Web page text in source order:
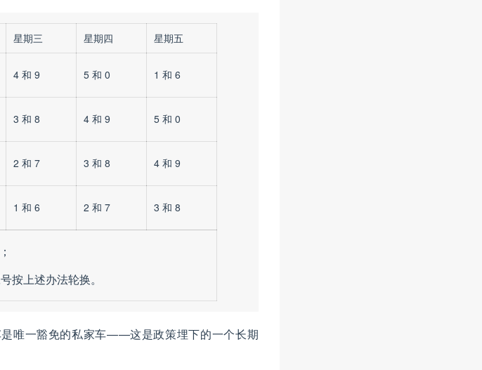
星期三 星期四 星期五
4 和 9 5 和 0 1 和 6
3 和 8 4 和 9 5 和 0
2 和 7 3 和 8 4 和 9
1 和 6 2 和 7 3 和 8
按上述办法轮换。
唯一豁免的私家车——这是政策埋下的一个长期